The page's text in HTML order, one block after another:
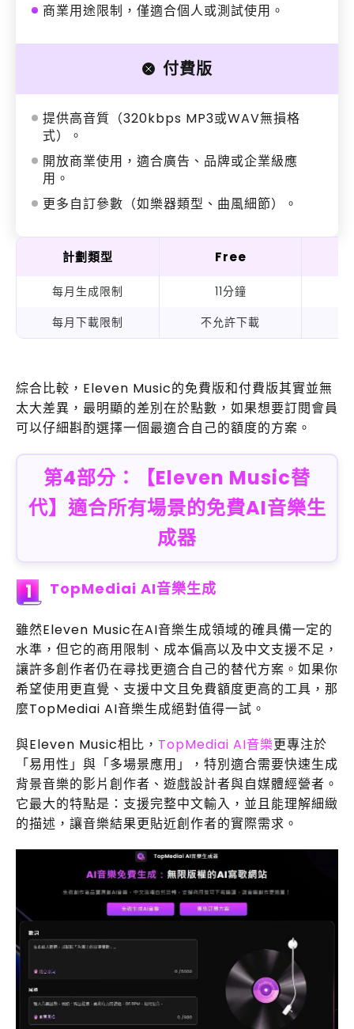
商業用途限制，僅適合個人或測試使用。
付費版
提供高音質（320kbps MP3或WAV無損格
式）。
開放商業使用，適合廣告、品牌或企業級應
用。
更多自訂參數（如樂器類型、曲風細節）。
計劃類型 Free
每月生成限制 11分鐘
每月下載限制
不允許下載
綜合比較，Eleven Music的免費版和付費版其實並無
太大差異，最明顯的差別在於點數，如果想要訂閱會員
可以仔細斟酌選擇一個最適合自己的額度的方案。
第4部分：【Eleven Music替
代】適合所有場景的免費AI音樂生
成器
1 TopMediai AI音樂生成
雖然Eleven Music在AI音樂生成領域的確具備一定的
水準，但它的商用限制、成本偏高以及中文支援不足，
讓許多創作者仍在尋找更適合自己的替代方案。如果你
希望使用更直覺、支援中文且免費額度更高的工具，那
麼TopMediai AI音樂生成絕對值得一試。
與Eleven Music相比， TopMediai AI音樂更專注於
「易用性」與「多場景應用」，特別適合需要快速生成
背景音樂的影片創作者、遊戲設計者與自媒體經營者。
它最大的特點是：支援完整中文輸入，並且能理解細緻
的描述，讓音樂結果更貼近創作者的實際需求。